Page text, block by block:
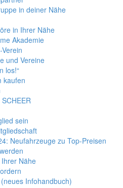
in deiner Nähe
in Ihrer Nähe
Akademie
und Vereine
los!“
kaufen
sein
Neufahrzeuge zu Top-Preisen
Nähe
Infohandbuch)